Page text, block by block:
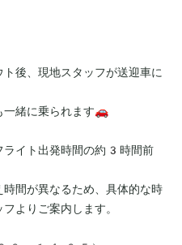
後、現地スタッフが送迎車に
一緒に乗られます🚗
ライト出発時間の約3時間前
間が異なるため、具体的な時
よりご案内します。